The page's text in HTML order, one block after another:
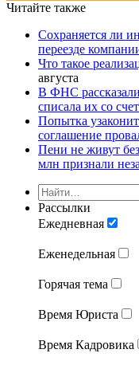
Читайте также
Сохраняется ли
переезде
Что такое
августа
В ФНС
списала их со
Попытка
соглашение
Пени не живут
млн признали
Рассылки
Ежедневная
Еженедельная
Горячая тема
Время Юриста
Время Кадровика